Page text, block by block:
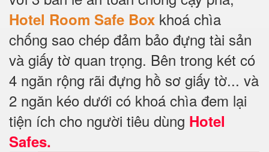
Hotel Room Safe Box khoá chìa
chống sao chép đảm bảo đựng tài sản
và giấy tờ quan trọng. Bên trong két có
4 ngăn rộng rãi đựng hồ sơ giấy tờ... và
2 ngăn kéo dưới có khoá chìa đem lại
tiện ích cho người tiêu dùng Hotel
Safes.